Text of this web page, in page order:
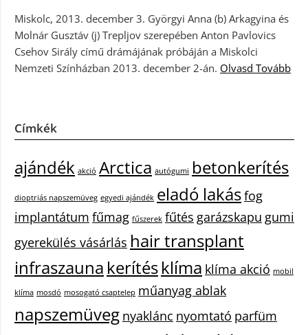
Miskolc, 2013. december 3. Györgyi Anna (b) Arkagyina és
Molnár Gusztáv (j) Trepljov szerepében Anton Pavlovics
Csehov Sirály című drámájának próbáján a Miskolci
Nemzeti Színházban 2013. december 2-án. Olvasd Tovább
Címkék
ajándék akció Arctica autógumi betonkerítés
dioptriás napszemüveg egyedi ajándék eladó lakásfog
implantátum fűmag fűszerek fűtés garázskapu gumi
gyerekülés vásárlás hair transplant
infraszauna kerítésklíma klíma akció mobil
klíma mosdó mosogató csaptelep műanyag ablak
napszemüveg nyaklánc nyomtató parfüm